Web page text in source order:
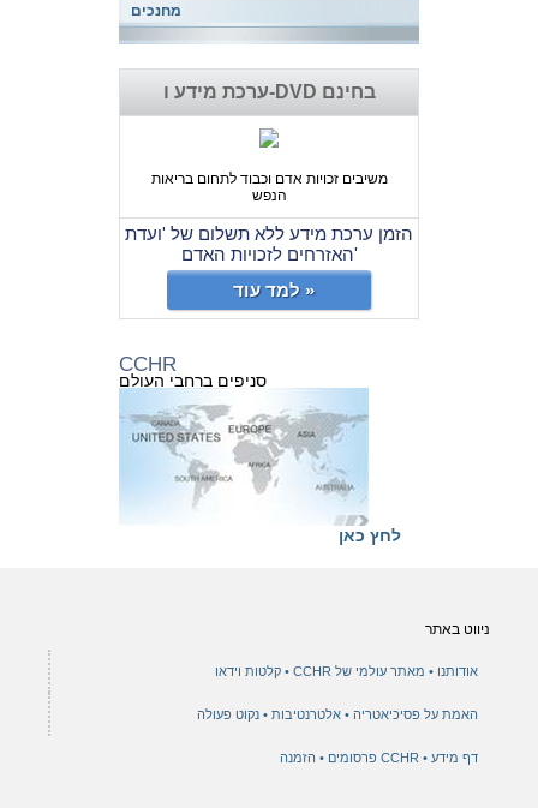
מחנכים
ערכת מידע ו-DVD בחינם
משיבים זכויות אדם וכבוד לתחום בריאות
הנפש
הזמן ערכת מידע ללא תשלום של 'ועדת
האזרחים לזכויות האדם'
למד עוד »
CCHR
סניפים ברחבי העולם
לחץ כאן
ניווט באתר
אודותנו מאתר עולמי של CCHR קלטות וידאו
האמת על פסיכיאטריה אלטרנטיבות נקוט פעולה
דף מידע CCHR פרסומים הזמנה